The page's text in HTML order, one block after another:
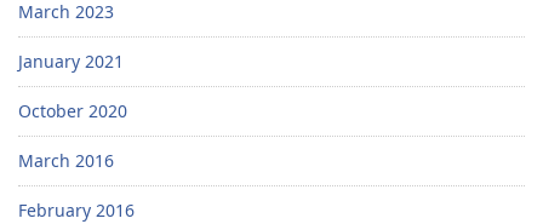
March 2023
January 2021
October 2020
March 2016
February 2016